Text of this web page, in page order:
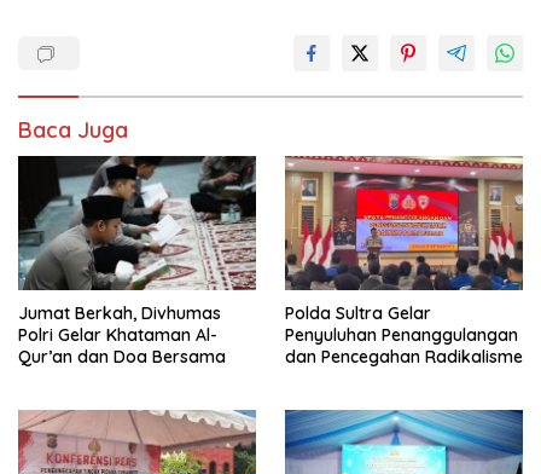
Baca Juga
Jumat Berkah, Divhumas
Polri Gelar Khataman Al-
Qur’an dan Doa Bersama
Polda Sultra Gelar
Penyuluhan Penanggulangan
dan Pencegahan Radikalisme